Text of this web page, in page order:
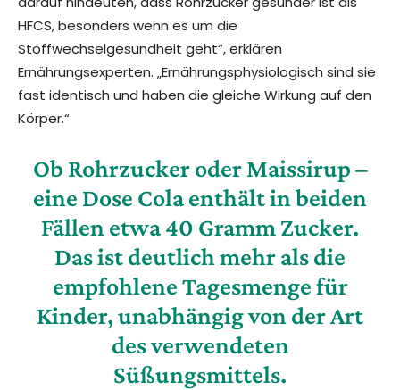
HFCS, besonders wenn es um die
Stoffwechselgesundheit geht“, erklären
Ernährungsexperten. „Ernährungsphysiologisch sind sie
fast identisch und haben die gleiche Wirkung auf den
Körper.“
Ob Rohrzucker oder Maissirup –
eine Dose Cola enthält in beiden
Fällen etwa 40 Gramm Zucker.
Das ist deutlich mehr als die
empfohlene Tagesmenge für
Kinder, unabhängig von der Art
des verwendeten
Süßungsmittels.